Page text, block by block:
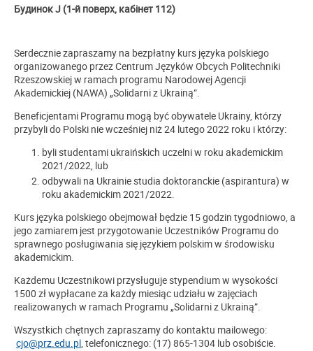
Будинок J (1-й поверх, кабінет 112)
Serdecznie zapraszamy na bezpłatny kurs języka polskiego
organizowanego przez Centrum Języków Obcych Politechniki
Rzeszowskiej w ramach programu Narodowej Agencji
Akademickiej (NAWA) „Solidarni z Ukrainą”.
Beneficjentami Programu mogą być obywatele Ukrainy, którzy
przybyli do Polski nie wcześniej niż 24 lutego 2022 roku i którzy:
byli studentami ukraińskich uczelni w roku akademickim
2021/2022, lub
odbywali na Ukrainie studia doktoranckie (aspirantura) w
roku akademickim 2021/2022.
Kurs języka polskiego obejmował będzie 15 godzin tygodniowo, a
jego zamiarem jest przygotowanie Uczestników Programu do
sprawnego posługiwania się językiem polskim w środowisku
akademickim.
Każdemu Uczestnikowi przysługuje stypendium w wysokości
1500 zł wypłacane za każdy miesiąc udziału w zajęciach
realizowanych w ramach Programu „Solidarni z Ukrainą”.
Wszystkich chętnych zapraszamy do kontaktu mailowego:
cjo@prz.edu.pl, telefonicznego: (17) 865-1304 lub osobiście.